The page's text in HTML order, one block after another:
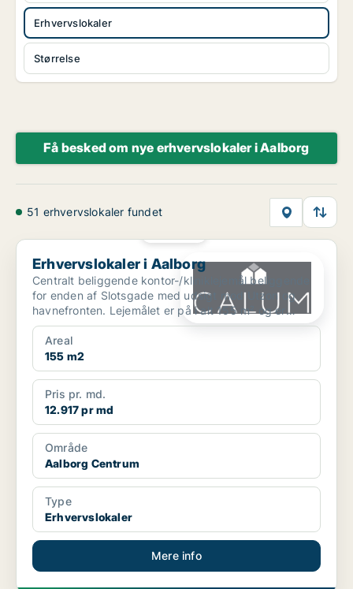
Erhvervslokaler
Størrelse
Få besked om nye erhvervslokaler i Aalborg
51 erhvervslokaler fundet
Erhvervslokaler i Aalborg
Erhvervslokaler i Aalborg
Centralt beliggende kontor-/kliniklejemål beliggende
for enden af Slotsgade med udsigt mod Utzon og
havnefronten. Lejemålet er på i alt 155 m² og er
belig...
Areal
155 m2
Pris pr. md.
12.917 pr md
Område
Aalborg Centrum
Type
Erhvervslokaler
Mere info